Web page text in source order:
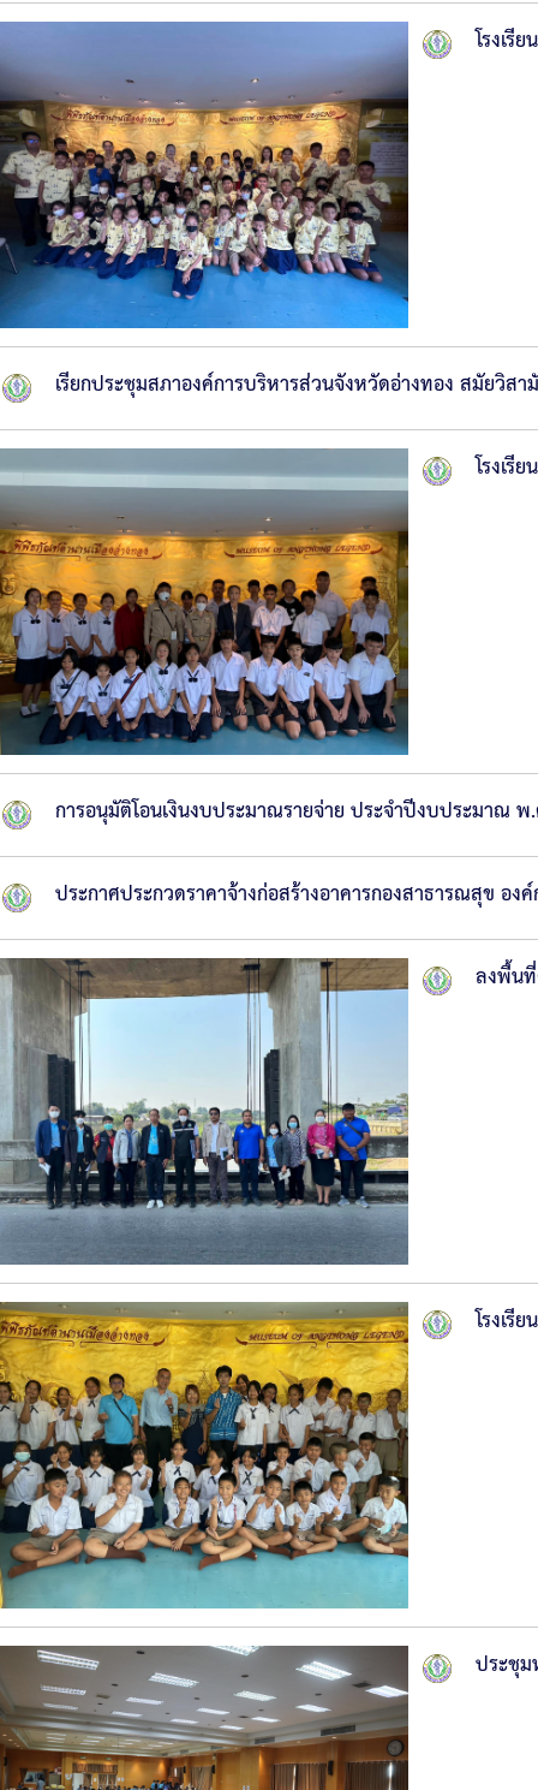
โรงเ
เรียกประชุมสภาองค์การบริหารส่วนจังหวัดอ่างทอง สมัย
โรงเรี
การอนุมัติโอนเงินงบประมาณรายจ่าย ประจำปีงบประมาณ
ประกาศประกวดราคาจ้างก่อสร้างอาคารกองสาธารณสุข
ลงพื้น
โรงเรี
ประชุ